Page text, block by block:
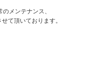
メンテナンス、
て頂いております。